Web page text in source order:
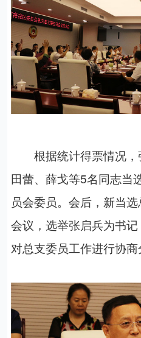
根据统计得票情况，
田蕾、薛戈等5名同志当
员会委员。会后，新当
会议，选举张启兵为书
对总支委员工作进行协商